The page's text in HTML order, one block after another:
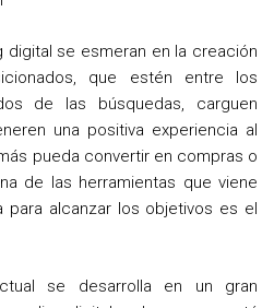
k
s
t
digital se esmeran en la creación
que estén entre los
de las búsquedas, carguen
una positiva experiencia al
pueda convertir en compras o
de las herramientas que viene
para alcanzar los objetivos es el
se desarrolla en un gran